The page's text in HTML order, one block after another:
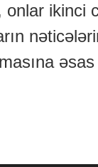
onlar ikinci